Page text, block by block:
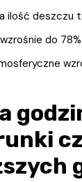
ilość deszczu
do 78%